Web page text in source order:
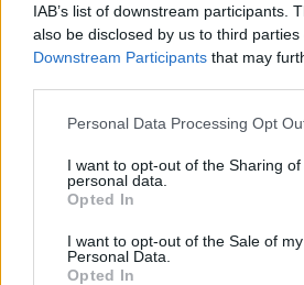
IAB’s list of downstream participants.
also be disclosed by us to third parties
Downstream Participants that may
Personal Data Processing Opt
I want to opt-out of the Sharing of
personal data.
Opted In
I want to opt-out of the Sale of my
Personal Data.
Opted In